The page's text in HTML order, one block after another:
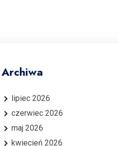
Archiwa
lipiec 2026
czerwiec 2026
maj 2026
kwiecień 2026